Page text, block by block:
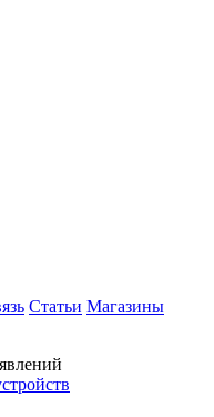
Статьи Магазины